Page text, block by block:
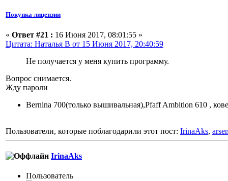
Покупка лицензии
« Ответ #21 : 16 Июня 2017, 08:01:55 »
Цитата: Наталья В от 15 Июня 2017, 20:40:59
Не получается у меня купить программу.
Вопрос снимается.
Жду пароли
Bernina 700(только вышивальная),Pfaff Ambition 610 ,
Пользователи, которые поблагодарили этот пост: IrinaAks,
IrinaAks
Пользовaтeль